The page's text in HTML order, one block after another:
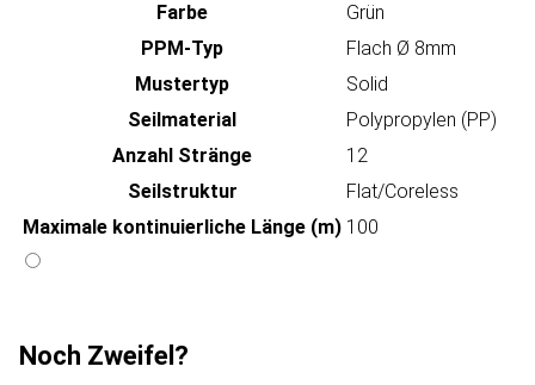
Farbe
Grün
PPM-Typ
Flach Ø 8mm
Mustertyp
Solid
Seilmaterial
Polypropylen (PP)
Anzahl Stränge
12
Seilstruktur
Flat/Coreless
Maximale kontinuierliche Länge (m) 100
Noch Zweifel?